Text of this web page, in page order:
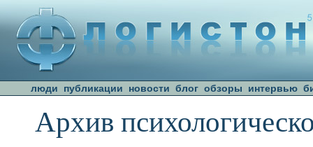
люди публикации новости блог обзоры интервью
Архив